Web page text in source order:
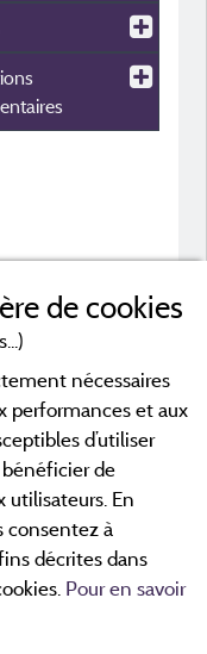
de cookies
nécessaires
performances et aux
d’utiliser
de
utilisateurs. En
consentez à
décrites dans
Pour en savoir